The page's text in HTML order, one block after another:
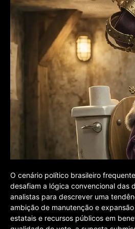
O cenário político brasileiro
desafiam a lógica convencional das
analistas para descrever uma
ambição de manutenção e
estatais e recursos públicos em